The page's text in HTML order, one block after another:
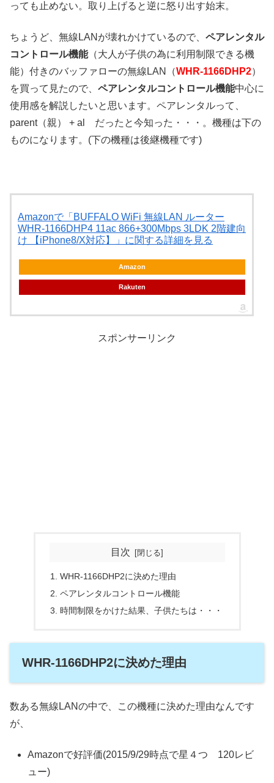
っても止めない。取り上げると逆に怒り出す始末。
ちょうど、無線LANが壊れかけているので、 ペアレンタル
コントロール機能（大人が子供の為に利用制限できる機
能）付きのバッファローの無線LAN（WHR-1166DHP2）
を買って見たので、 ペアレンタルコントロール機能中心に
使用感を解説したいと思います。ペアレンタルって、
parent（親） + al だったと今知った・・・。機種は下の
ものになります。(下の機種は後継機種です)
Amazonで「BUFFALO WiFi 無線LAN ルーター
WHR-1166DHP4 11ac 866+300Mbps 3LDK 2階建向
け 【iPhone8/X対応】」に関する詳細を見る
Amazon
Rakuten
スポンサーリンク
目次
WHR-1166DHP2に決めた理由
ペアレンタルコントロール機能
時間制限をかけた結果、子供たちは・・・
WHR-1166DHP2に決めた理由
数ある無線LANの中で、この機種に決めた理由なんです
が、
Amazonで好評価(2015/9/29時点で星４つ 120レビ
ュー)